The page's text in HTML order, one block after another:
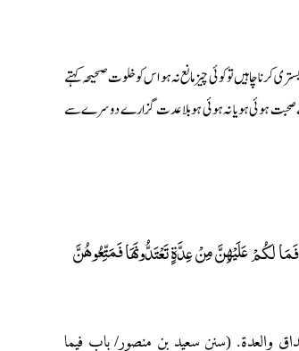
چاہیں تو کوئی چیز مانع نہ ہو اس کو خلوت صحیحہ کہتے
صحبت ہوئی ہو یا نہ ہوئی ہو بلا عدت گزارے دوسرے سے
لَكُمْ عَلَيْهِنَّ مِنْ عِدَّةٍ تَعْتَدُّونَهَا فَمَتِّعُوهُنَّ
والعدۃ. (سنن سعید بن منصور/ باب فیما